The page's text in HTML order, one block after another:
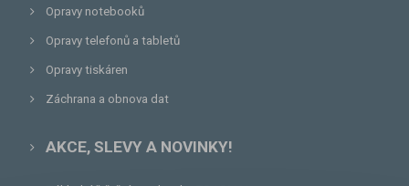
Opravy notebooků
Opravy telefonů a tabletů
Opravy tiskáren
Záchrana a obnova dat
AKCE, SLEVY A NOVINKY!